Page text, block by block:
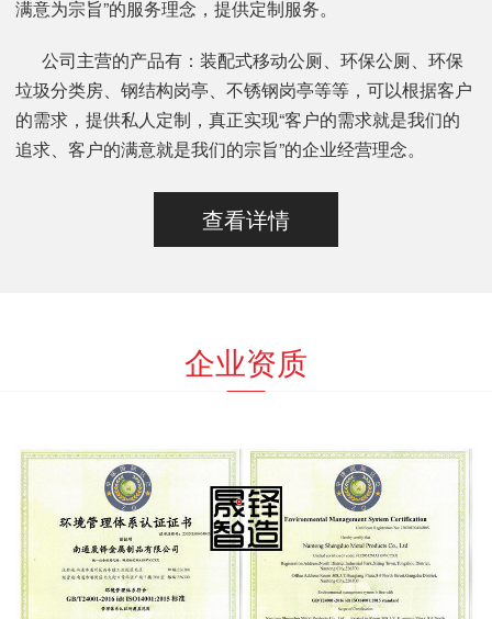
满意为宗旨”的服务理念，提供定制服务。
公司主营的产品有：装配式移动公厕、环保公厕、环保
垃圾分类房、钢结构岗亭、不锈钢岗亭等等，可以根据客户
的需求，提供私人定制，真正实现“客户的需求就是我们的
追求、客户的满意就是我们的宗旨”的企业经营理念。
查看详情
企业资质